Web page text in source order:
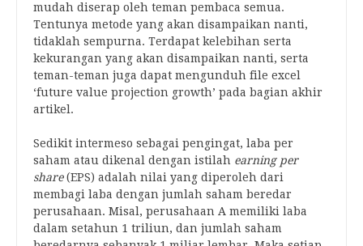
mudah diserap oleh teman pembaca semua.
Tentunya metode yang akan disampaikan nanti,
tidaklah sempurna. Terdapat kelebihan serta
kekurangan yang akan disampaikan nanti, serta
teman-teman juga dapat mengunduh file excel
‘future value projection growth’ pada bagian akhir
artikel.
Sedikit intermeso sebagai pengingat, laba per
saham atau dikenal dengan istilah earning per
share(EPS) adalah nilai yang diperoleh dari
membagi laba dengan jumlah saham beredar
perusahaan. Misal, perusahaan A memiliki laba
dalam setahun 1 triliun, dan jumlah saham